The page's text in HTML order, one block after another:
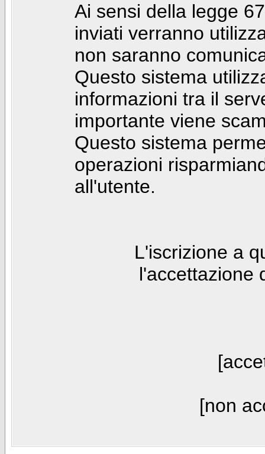
Ai sensi della legge
inviati verranno
non saranno
Questo sistema
informazioni tra il
importante viene
Questo sistema
operazioni
all'utente.
L'iscrizione a
l'accettazione
[non